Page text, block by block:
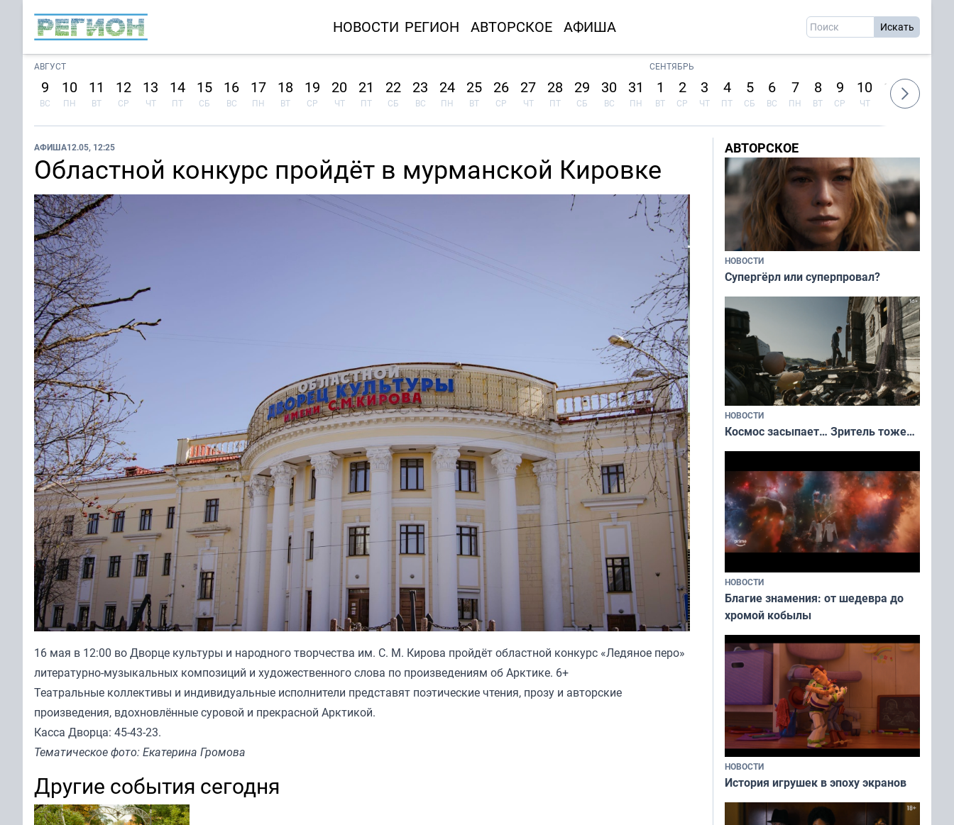
НОВОСТИ РЕГИОН АВТОРСКОЕ АФИША
АВГУСТ
9
ВС
10
ПН
11
ВТ
12
СР
13
ЧТ
14
ПТ
15
СБ
16
ВС
17
ПН
18
ВТ
19
СР
20
ЧТ
21
ПТ
22
СБ
23
ВС
24
ПН
25
ВТ
26
СР
27
ЧТ
28
ПТ
29
СБ
30
ВС
31
ПН
СЕНТЯБРЬ
1
ВТ
2
СР
3
ЧТ
4
ПТ
5
СБ
6
ВС
7
ПН
8
ВТ
9
СР
10
ЧТ
11
ПТ
12
СБ
АФИША12.05, 12:25
Областной конкурс пройдёт в мурманской Кировке
16 мая в 12:00 во Дворце культуры и народного творчества им. С. М. Кирова пройдёт областной конкурс «Ледяное перо»
литературно-музыкальных композиций и художественного слова по произведениям об Арктике. 6+
Театральные коллективы и индивидуальные исполнители представят поэтические чтения, прозу и авторские
произведения, вдохновлённые суровой и прекрасной Арктикой.
Касса Дворца: 45-43-23.
Тематическое фото: Екатерина Громова
Другие события сегодня
АВТОРСКОЕ
НОВОСТИ
Супергёрл или суперпровал?
НОВОСТИ
Космос засыпает… Зритель тоже…
НОВОСТИ
Благие знамения: от шедевра до
хромой кобылы
НОВОСТИ
История игрушек в эпоху экранов